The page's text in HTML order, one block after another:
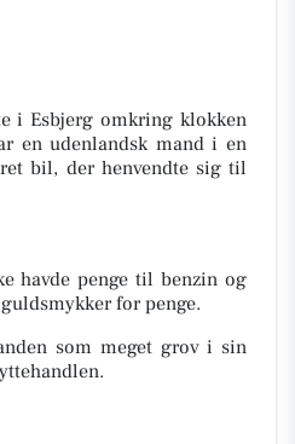
i Esbjerg omkring klokken
en udenlandsk mand i en
bil, der henvendte sig til
havde penge til benzin og
for penge.
som meget grov i sin